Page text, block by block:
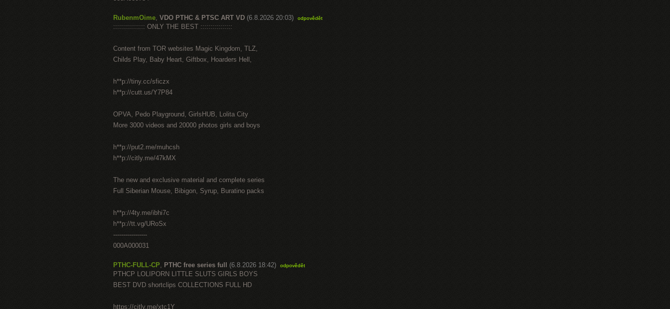
RubenmOime, VDO PTHC & PTSC ART VD (6.8.2026 20:03) odpovědět
:::::::::::::::: ONLY THE BEST ::::::::::::::::
Content from TOR websites Magic Kingdom, TLZ,
Childs Play, Baby Heart, Giftbox, Hoarders Hell,
h**p://tiny.cc/sficzx
h**p://cutt.us/Y7P84
OPVA, Pedo Playground, GirlsHUB, Lolita City
More 3000 videos and 20000 photos girls and boys
h**p://put2.me/muhcsh
h**p://citly.me/47kMX
The new and exclusive material and complete series
Full Siberian Mouse, Bibigon, Syrup, Buratino packs
h**p://4ty.me/ibhi7c
h**p://tt.vg/URoSx
-----------------
000A000031
PTHC-FULL-CP, PTHC free series full (6.8.2026 18:42) odpovědět
PTHCP LOLIPORN LITTLE SLUTS GIRLS BOYS
BEST DVD shortclips COLLECTIONS FULL HD
https://citly.me/xtc1Y